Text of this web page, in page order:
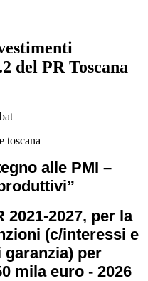
del PR Toscana
alle PMI –
2021-2027, per la
(c/interessi e
per
mila euro - 2026